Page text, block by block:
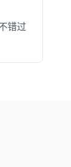
错过